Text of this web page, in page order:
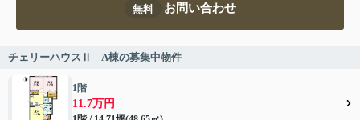
無料 お問い合わせ
チェリーハウスⅡ A棟の募集中物件
1階
11.7万円